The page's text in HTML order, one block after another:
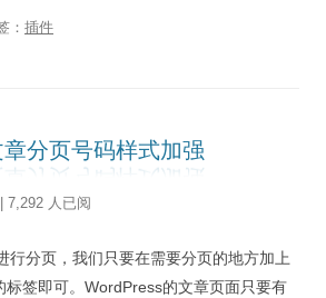
： 插件
分页号码样式加强
| 7,292 人已阅
行分页，我们只要在需要分页的地方加上
签即可。WordPress的文章页面只要有